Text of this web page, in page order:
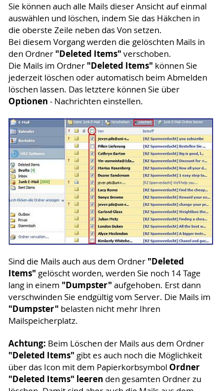
Sie können auch alle Mails dieser Ansicht auf einmal
auswählen und löschen, indem Sie das Häkchen in
die oberste Zeile neben das Von setzen.
Bei diesem Vorgang werden die gelöschten Mails in
den Ordner "Deleted Items" verschoben.
Die Mails im Ordner "Deleted Items" können Sie
jederzeit löschen oder automatisch beim Abmelden
löschen lassen. Das letztere können Sie über
Optionen - Nachrichten einstellen.
Sind die Mails auch aus dem Ordner "Deleted
Items" gelöscht worden, werden Sie noch 14 Tage
lang in einem "Dumpster" aufgehoben. Erst dann
verschwinden Sie endgültig vom Server. Die Mails im
"Dumpster" belasten nicht mehr Ihren
Mailspeicherplatz.
Achtung: Beim Löschen der Mails aus dem Ordner
"Deleted Items" gibt es auch noch die Möglichkeit
über das Icon mit dem Papierkorbsymbol Ordner
"Deleted Items" leeren den gesamten Ordner zu